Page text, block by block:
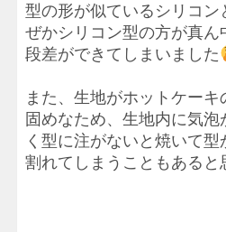
型の形が似ているシリコン
ぜかシリコン型の方が真ん
段差ができてしまいました
また、生地がホットケー
固めなため、生地内に気泡
く型に注がないと焼いて
割れてしまうこともあると